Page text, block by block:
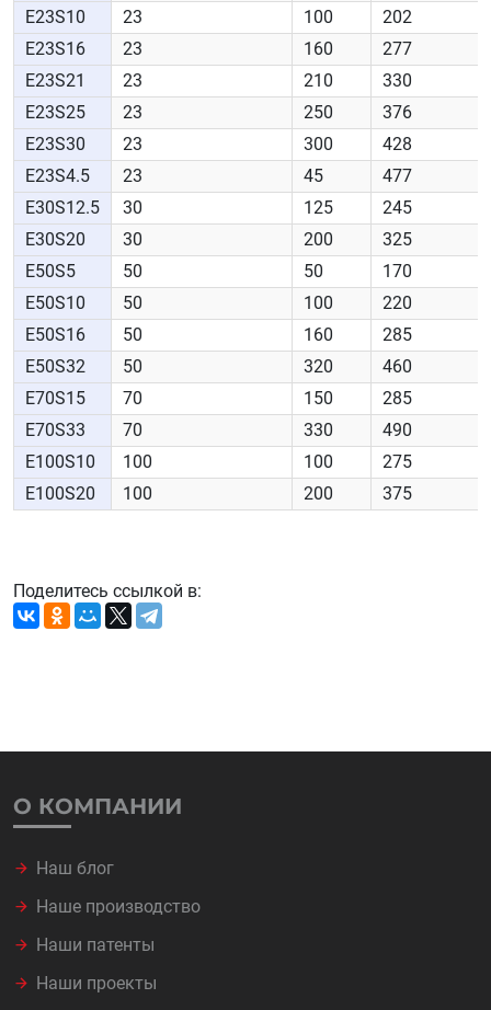
E23S10 23 100
202
E23S16
23 160
277
E23S21
23 210
330
E23S25
23 250
376
E23S30
23 300
428
E23S4.5
23 45
477
E30S12.5
30 125
245
E30S20
30 200
325
E50S5
50 50
170
E50S10
50 100
220
E50S16
50 160
285
E50S32
50 320
460
E70S15
70 150
285
E70S33
70 330
490
E100S10
100 100
275
E100S20
100 200 375
Поделитесь ссылкой в:
О КОМПАНИИ
Наш блог
Наше производство
Наши патенты
Наши проекты